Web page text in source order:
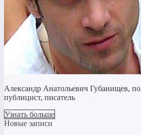
Александр Анатольевич Губанищев,
публицист, писатель
Узнать больше
Новые записи